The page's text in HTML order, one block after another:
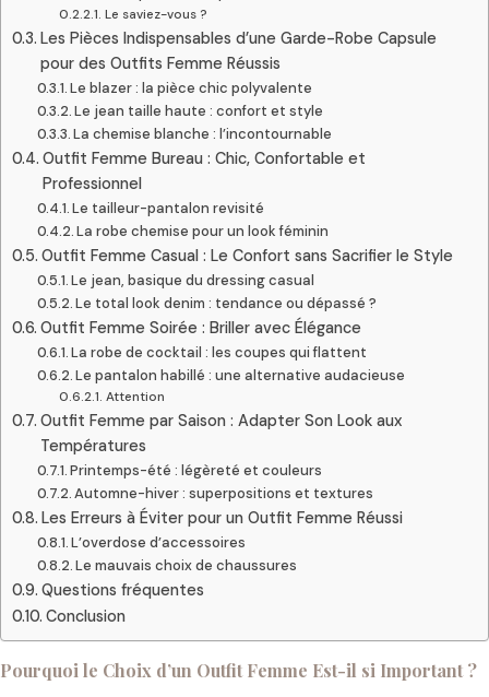
Le saviez-vous ?
Les Pièces Indispensables d’une Garde-Robe Capsule
pour des Outfits Femme Réussis
Le blazer : la pièce chic polyvalente
Le jean taille haute : confort et style
La chemise blanche : l’incontournable
Outfit Femme Bureau : Chic, Confortable et
Professionnel
Le tailleur-pantalon revisité
La robe chemise pour un look féminin
Outfit Femme Casual : Le Confort sans Sacrifier le Style
Le jean, basique du dressing casual
Le total look denim : tendance ou dépassé ?
Outfit Femme Soirée : Briller avec Élégance
La robe de cocktail : les coupes qui flattent
Le pantalon habillé : une alternative audacieuse
Attention
Outfit Femme par Saison : Adapter Son Look aux
Températures
Printemps-été : légèreté et couleurs
Automne-hiver : superpositions et textures
Les Erreurs à Éviter pour un Outfit Femme Réussi
L’overdose d’accessoires
Le mauvais choix de chaussures
Questions fréquentes
Conclusion
Pourquoi le Choix d’un Outfit Femme Est-il si Important ?